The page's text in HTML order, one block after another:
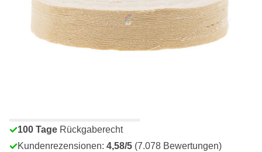
€ inkl. MwSt
100 Tage Rückgaberecht
Kundenrezensionen: 4,58/5 (7.078 Bewertungen)